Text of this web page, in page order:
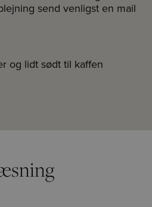
send venligst en mail
og lidt sødt til kaffen